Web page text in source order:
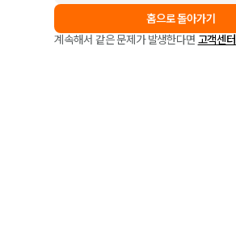
홈으로 돌아가기
계속해서 같은 문제가 발생한다면 고객센터